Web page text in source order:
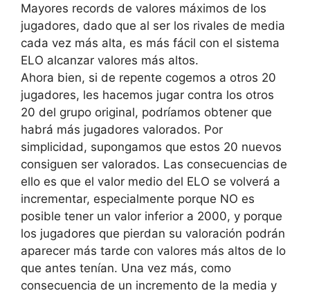
Mayores records de valores máximos de los
jugadores, dado que al ser los rivales de media
cada vez más alta, es más fácil con el sistema
ELO alcanzar valores más altos.
Ahora bien, si de repente cogemos a otros 20
jugadores, les hacemos jugar contra los otros
20 del grupo original, podríamos obtener que
habrá más jugadores valorados. Por
simplicidad, supongamos que estos 20 nuevos
consiguen ser valorados. Las consecuencias de
ello es que el valor medio del ELO se volverá a
incrementar, especialmente porque NO es
posible tener un valor inferior a 2000, y porque
los jugadores que pierdan su valoración podrán
aparecer más tarde con valores más altos de lo
que antes tenían. Una vez más, como
consecuencia de un incremento de la media y